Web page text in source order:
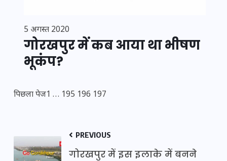
5 अगस्त 2020
गोरखपुर में कब आया था भीषण
भूकंप?
पिछला पेज1 … 195 196 197
PREVIOUS
गोरखपुर में इस इलाके में बनने